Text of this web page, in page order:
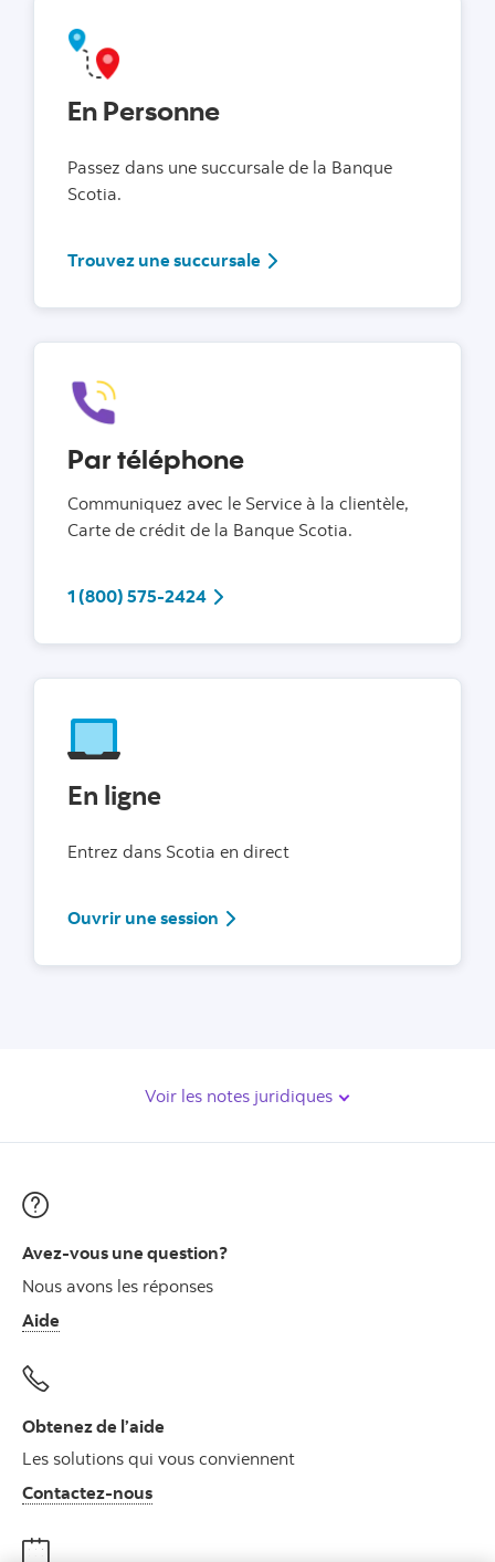
En Personne
Passez dans une succursale de la Banque
Scotia.
Trouvez une succursale Allez au Localiser des
Par téléphone
Communiquez avec le Service à la clientèle,
Carte de crédit de la Banque Scotia.
1 (800) 575-2424call us: 18005752424
En ligne
Entrez dans Scotia en direct
Ouvrir une session Ouvrir une session dans Scotia
Voir les notes juridiques
Avez-vous une question?
Nous avons les réponses
Aide
Obtenez de l’aide
Les solutions qui vous conviennent
Contactez-nousAutres numéros, contactez-nous par